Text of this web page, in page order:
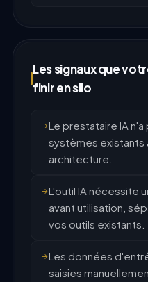
Les signaux que
finir en silo
Le prestataire IA
systèmes existants
architecture.
L'outil IA nécessite
avant utilisation,
vos outils existants.
Les données
saisies